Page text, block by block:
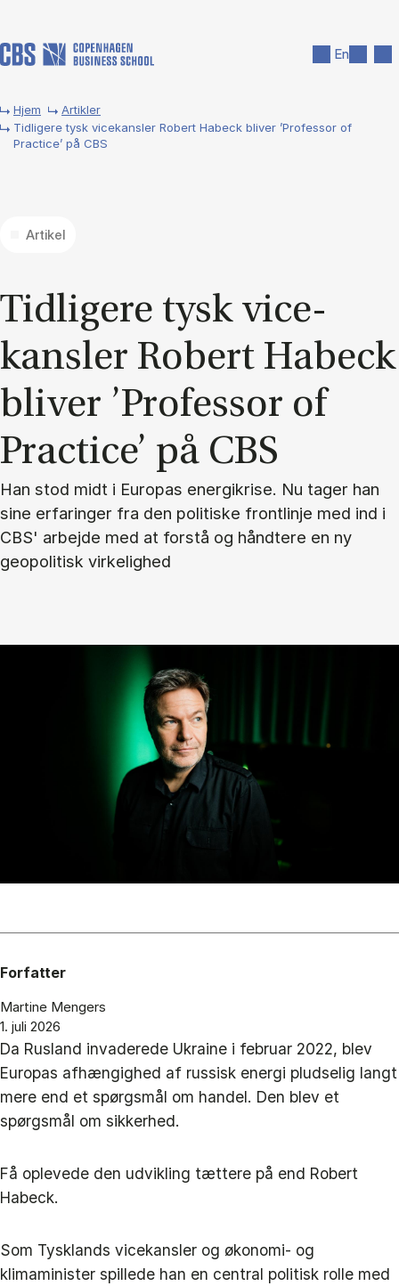
En
Hjem
Artikler
Tidligere tysk vicekansler Robert Habeck bliver ’Professor of
Practice’ på CBS
Artikel
Tid­li­ge­re tysk vi­ce­
kans­ler Ro­bert Ha­beck
bli­ver ’Pro­fes­sor of
Pra­cti­ce’ på CBS
Han stod midt i Europas energikrise. Nu tager han
sine erfaringer fra den politiske frontlinje med ind i
CBS' arbejde med at forstå og håndtere en ny
geopolitisk virkelighed
Forfatter
Martine Mengers
1. juli 2026
Da Rusland invaderede Ukraine i februar 2022, blev
Europas afhængighed af russisk energi pludselig langt
mere end et spørgsmål om handel. Den blev et
spørgsmål om sikkerhed.
Få oplevede den udvikling tættere på end Robert
Habeck.
Som Tysklands vicekansler og økonomi- og
klimaminister spillede han en central politisk rolle med